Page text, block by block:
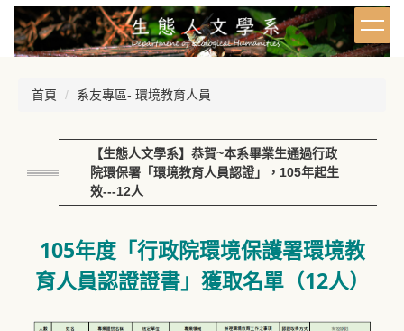
跳
到
主
首頁 系友專區- 環境教育人員
【生態人文學系】恭賀~本系畢業生通過行政
院環保署「環境教育人員認證」，105年起生
效---12人
105年度「行政院環境保護署環境教
育人員認證證書」獲取名單（12人）